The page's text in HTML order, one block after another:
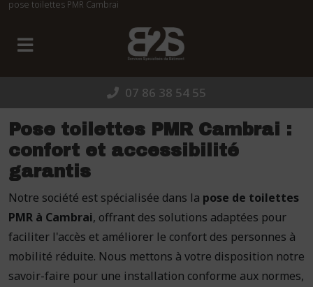
pose toilettes PMR Cambrai
07 86 38 54 55
Pose toilettes PMR Cambrai :
confort et accessibilité
garantis
Notre société est spécialisée dans la pose de toilettes
PMR à Cambrai, offrant des solutions adaptées pour
faciliter l'accès et améliorer le confort des personnes à
mobilité réduite. Nous mettons à votre disposition notre
savoir-faire pour une installation conforme aux normes,
Panneau de gestion des cookies